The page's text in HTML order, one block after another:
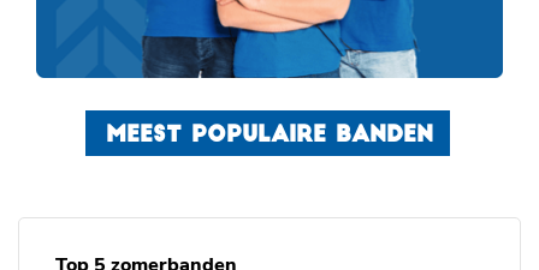
MEEST POPULAIRE BANDEN